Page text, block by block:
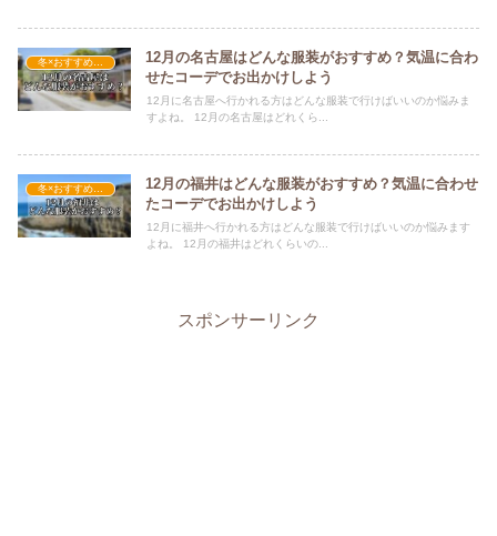
冬×おすすめの服装
12月の名古屋はどんな服装がおすすめ？気温に合わ
せたコーデでお出かけしよう
12月に名古屋へ行かれる方はどんな服装で行けばいいのか悩みま
すよね。 12月の名古屋はどれくら...
冬×おすすめの服装
12月の福井はどんな服装がおすすめ？気温に合わせ
たコーデでお出かけしよう
12月に福井へ行かれる方はどんな服装で行けばいいのか悩みます
よね。 12月の福井はどれくらいの...
スポンサーリンク